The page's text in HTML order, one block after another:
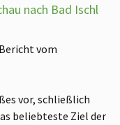
nach Bad Ischl
vom
vor, schließlich
beliebteste Ziel der